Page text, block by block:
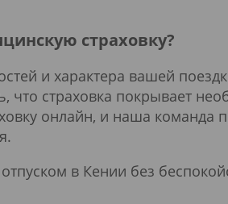
страховку?
и характера вашей
что страховка покрывает
онлайн, и наша команда
в Кении без